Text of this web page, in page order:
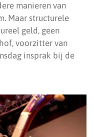
manieren van
Maar structurele
geld, geen
voorzitter van
insprak bij de